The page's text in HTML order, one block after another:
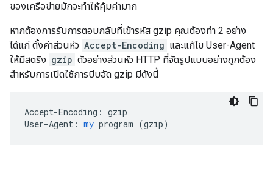
ของเครือข่ายมักจะทำให้คุ้มค่ามาก
หากต้องการรับการตอบกลับที่เข้ารหัส gzip คุณต้องทำ 2 อย่าง
ได้แก่ ตั้งค่าส่วนหัว Accept-Encoding และแก้ไข User-Agent
ให้มีสตริง gzip ตัวอย่างส่วนหัว HTTP ที่จัดรูปแบบอย่างถูกต้อง
สำหรับการเปิดใช้การบีบอัด gzip มีดังนี้
Accept-Encoding: gzip
User-Agent: my program (gzip)